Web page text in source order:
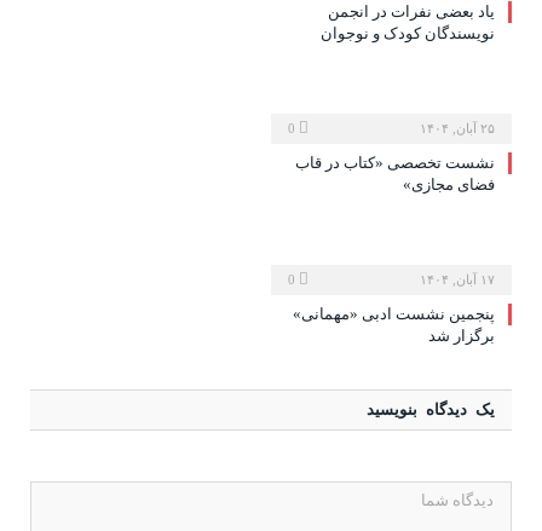
یاد بعضی نفرات در انجمن
نویسندگان کودک و نوجوان
۲۵ آبان, ۱۴۰۴
نشست تخصصی «کتاب در قاب
فضای مجازی»
۱۷ آبان, ۱۴۰۴
پنجمین نشست ادبی «مهمانی»
برگزار شد
یک دیدگاه بنویسید